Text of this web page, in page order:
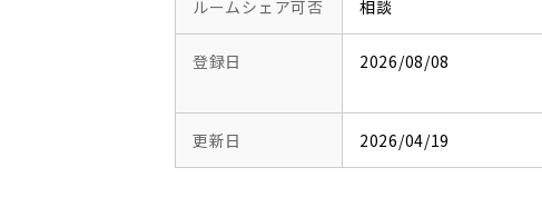
ルームシェア可否 相談
登録日 2026/08/08
更新日 2026/04/19